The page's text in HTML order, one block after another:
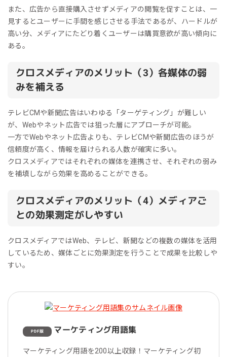
また、広告から直接購入させずメディアの閲覧を促すことは、一
見するとユーザーに手間を感じさせる手法であるが、ハードルが
高い分、メディアにたどり着くユーザーは購買意欲が高い傾向に
ある。
クロスメディアのメリット（3）各媒体の弱
みを補える
テレビCMや新聞広告はいわゆる「ターゲティング」が難しい
が、Webやネット広告では狙った層にアプローチが可能。
一方でWebやネット広告よりも、テレビCMや新聞広告のほうが
信頼度が高く、情報を届けられる人数が確実に多い。
クロスメディアではそれぞれの媒体を連携させ、それぞれの弱み
を補填しながら効果を高めることができる。
クロスメディアのメリット（4）メディアご
との効果測定がしやすい
クロスメディアではWeb、テレビ、新聞などの複数の媒体を活用
しているため、媒体ごとに効果測定を行うことで成果を比較しや
すい。
PDF版 マーケティング用語集
マーケティング用語を200以上収録！マーケティング初